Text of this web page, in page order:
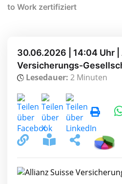
to Work zertifiziert
30.06.2026 | 14:04 Uhr
Versicherungs-
Lesedauer: 2 Minuten